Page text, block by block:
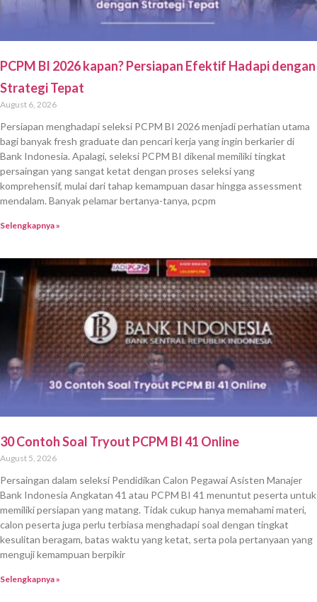
PCPM BI 2026 kapan? Persiapan Efektif Hadapi dengan
Strategi Tepat
August 6, 2026
Persiapan menghadapi seleksi PCPM BI 2026 menjadi perhatian utama
bagi banyak fresh graduate dan pencari kerja yang ingin berkarier di
Bank Indonesia. Apalagi, seleksi PCPM BI dikenal memiliki tingkat
persaingan yang sangat ketat dengan proses seleksi yang
komprehensif, mulai dari tahap kemampuan dasar hingga assessment
mendalam. Banyak pelamar bertanya-tanya, pcpm
Selengkapnya »
30 Contoh Soal Tryout PCPM BI 41 Online
August 5, 2026
Persaingan dalam seleksi Pendidikan Calon Pegawai Asisten Manajer
Bank Indonesia Angkatan 41 atau PCPM BI 41 menuntut peserta untuk
memiliki persiapan yang matang. Tidak cukup hanya memahami materi,
calon peserta juga perlu terbiasa menghadapi soal dengan tingkat
kesulitan beragam, batas waktu yang ketat, serta pola pertanyaan yang
menguji kemampuan berpikir
Selengkapnya »